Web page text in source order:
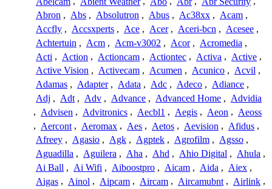
Abron , Abs , Absolutron , Abus , Ac38xx , Acam ,
Accfly , Accsxperts , Ace , Acer , Aceri-bcn , Acesee ,
Achtertuin , Acm , Acm-v3002 , Acor , Acromedia ,
Acti , Action , Actioncam , Actiontec , Activa , Active ,
Active Vision , Activecam , Acumen , Acunico , Acvil ,
Adamas , Adapter , Adata , Adc , Adeco , Adiance ,
Adj , Adt , Adv , Advance , Advanced Home , Advidia
, Advisen , Advitronics , Aecbl1 , Aegis , Aeon , Aeoss
, Aercont , Aeromax , Aes , Aetos , Aevision , Afidus ,
Afreey , Agasio , Agk , Agptek , Agrofilm , Agsso ,
Aguadilla , Aguilera , Aha , Ahd , Ahio Digital , Ahula ,
Ai Ball , Ai Wifi , Aiboostpro , Aicam , Aida , Aiex ,
Aigas , Ainol , Aipcam , Aircam , Aircamubnt , Airlink ,